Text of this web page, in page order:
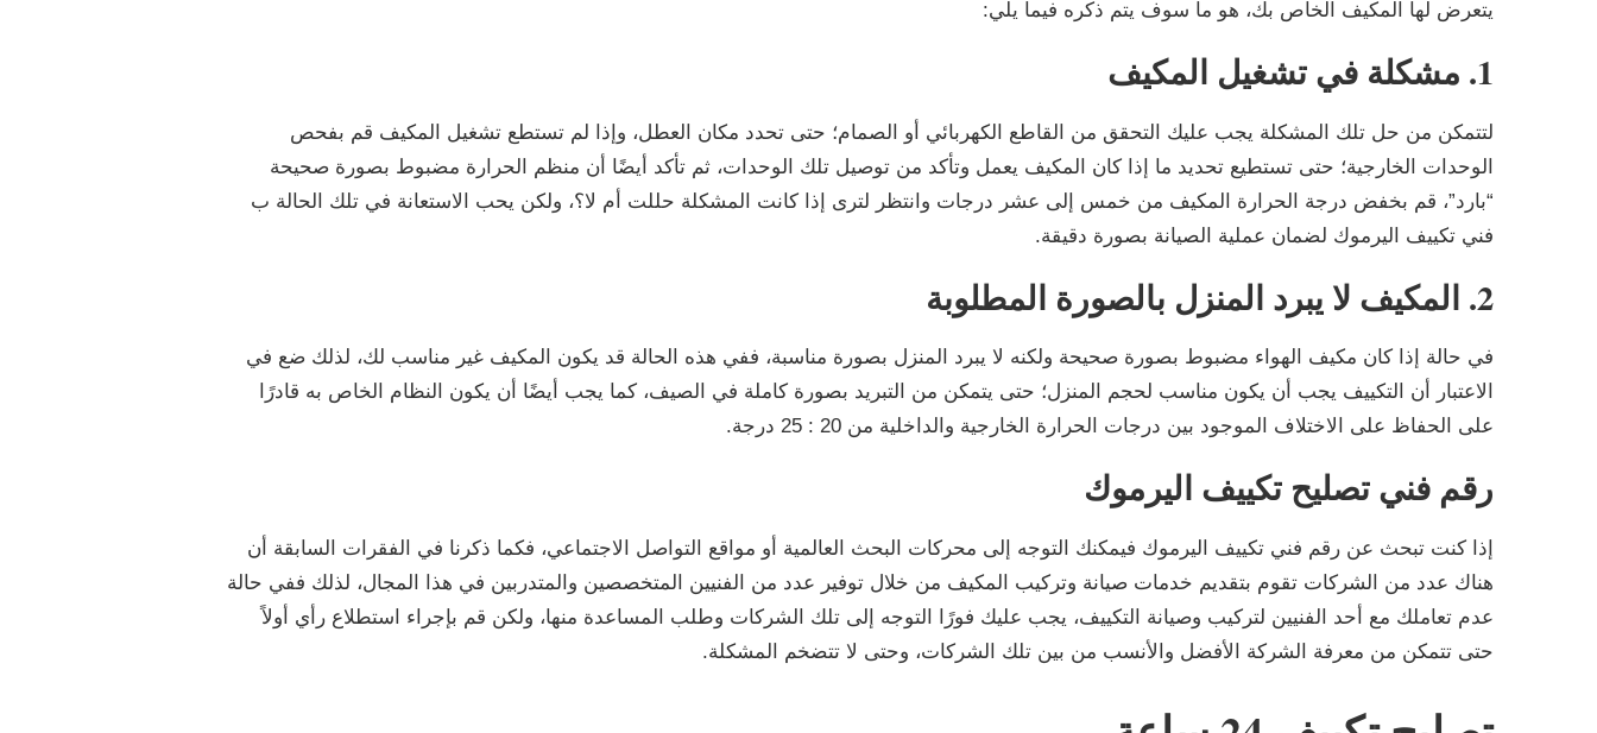
يتعرض لها المكيف الخاص بك، هو ما سوف يتم ذكره فيما يلي:
1. مشكلة في تشغيل المكيف
لتتمكن من حل تلك المشكلة يجب عليك التحقق من القاطع الكهربائي أو الصمام؛ حتى تحدد مكان العطل، وإذا لم تستطع تشغيل المكيف قم بفحص
الوحدات الخارجية؛ حتى تستطيع تحديد ما إذا كان المكيف يعمل وتأكد من توصيل تلك الوحدات، ثم تأكد أيضًا أن منظم الحرارة مضبوط بصورة صحيحة
“بارد”، قم بخفض درجة الحرارة المكيف من خمس إلى عشر درجات وانتظر لترى إذا كانت المشكلة حللت أم لا؟، ولكن يحب الاستعانة في تلك الحالة ب
فني تكييف اليرموك لضمان عملية الصيانة بصورة دقيقة.
2. المكيف لا يبرد المنزل بالصورة المطلوبة
في حالة إذا كان مكيف الهواء مضبوط بصورة صحيحة ولكنه لا يبرد المنزل بصورة مناسبة، ففي هذه الحالة قد يكون المكيف غير مناسب لك، لذلك ضع في
الاعتبار أن التكييف يجب أن يكون مناسب لحجم المنزل؛ حتى يتمكن من التبريد بصورة كاملة في الصيف، كما يجب أيضًا أن يكون النظام الخاص به قادرًا
على الحفاظ على الاختلاف الموجود بين درجات الحرارة الخارجية والداخلية من 20 : 25 درجة.
رقم فني تصليح تكييف اليرموك
إذا كنت تبحث عن رقم فني تكييف اليرموك فيمكنك التوجه إلى محركات البحث العالمية أو مواقع التواصل الاجتماعي، فكما ذكرنا في الفقرات السابقة أن
هناك عدد من الشركات تقوم بتقديم خدمات صيانة وتركيب المكيف من خلال توفير عدد من الفنيين المتخصصين والمتدربين في هذا المجال، لذلك ففي حالة
عدم تعاملك مع أحد الفنيين لتركيب وصيانة التكييف، يجب عليك فورًا التوجه إلى تلك الشركات وطلب المساعدة منها، ولكن قم بإجراء استطلاع رأي أولاً
حتى تتمكن من معرفة الشركة الأفضل والأنسب من بين تلك الشركات، وحتى لا تتضخم المشكلة.